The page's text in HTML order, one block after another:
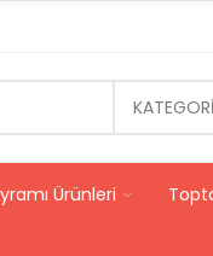
Ürünleri